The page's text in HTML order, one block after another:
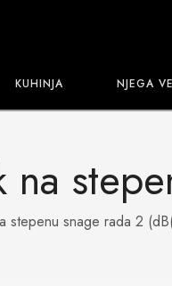
KUHINJA NJEGA
na
stepenu snage rada 2